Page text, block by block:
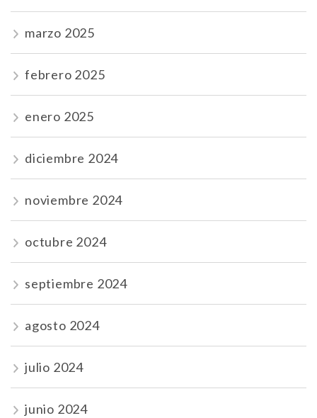
marzo 2025
febrero 2025
enero 2025
diciembre 2024
noviembre 2024
octubre 2024
septiembre 2024
agosto 2024
julio 2024
junio 2024